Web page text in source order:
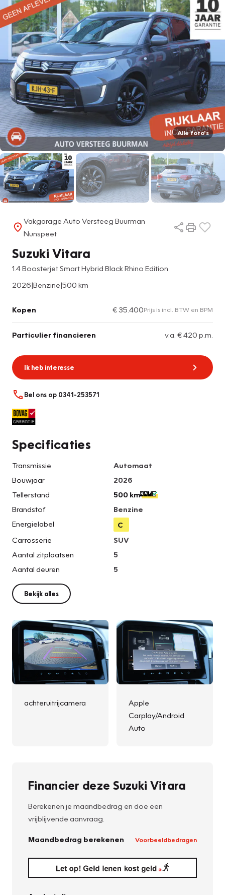
Alle foto's
Vakgarage Auto Versteeg Buurman
Nunspeet
Suzuki Vitara
1.4 Boosterjet Smart Hybrid Black Rhino Edition
2026|Benzine|500 km
Kopen € 35.400Prijs is incl. BTW en BPM
Particulier financieren v.a. € 420 p.m.
Ik heb interesse
Bel ons op 0341-253571
Specificaties
Transmissie
Automaat
Bouwjaar
2026
Tellerstand
500 km
Brandstof
Benzine
Energielabel
C
Carrosserie
SUV
Aantal zitplaatsen
5
Aantal deuren
5
Bekijk alles
achteruitrijcamera
Apple
Carplay/Android
Auto
Financier deze Suzuki Vitara
Berekenen je maandbedrag en doe een
vrijblijvende aanvraag.
Maandbedrag berekenen Voorbeeldbedragen